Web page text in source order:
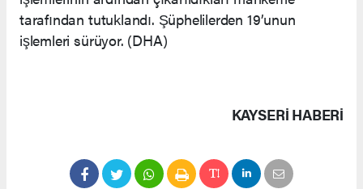
tarafından tutuklandı. Şüphelilerden 19’unun
işlemleri sürüyor. (DHA)
KAYSERI HABERİ